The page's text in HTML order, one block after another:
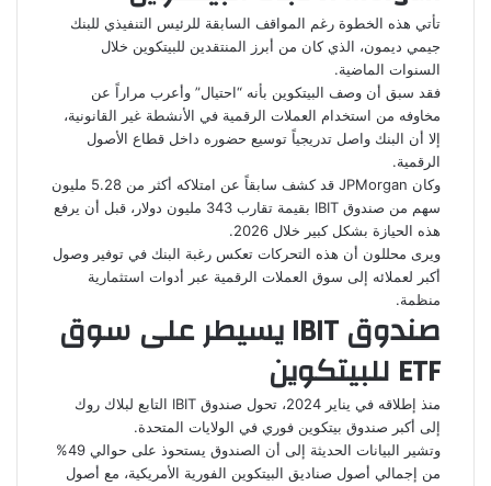
تأتي هذه الخطوة رغم المواقف السابقة للرئيس التنفيذي للبنك
جيمي ديمون، الذي كان من أبرز المنتقدين للبيتكوين خلال
السنوات الماضية.
فقد سبق أن وصف البيتكوين بأنه “احتيال” وأعرب مراراً عن
مخاوفه من استخدام العملات الرقمية في الأنشطة غير القانونية،
إلا أن البنك واصل تدريجياً توسيع حضوره داخل قطاع الأصول
الرقمية.
وكان JPMorgan قد كشف سابقاً عن امتلاكه أكثر من 5.28 مليون
سهم من صندوق IBIT بقيمة تقارب 343 مليون دولار، قبل أن يرفع
هذه الحيازة بشكل كبير خلال 2026.
ويرى محللون أن هذه التحركات تعكس رغبة البنك في توفير وصول
أكبر لعملائه إلى سوق العملات الرقمية عبر أدوات استثمارية
منظمة.
صندوق IBIT يسيطر على سوق
ETF للبيتكوين
منذ إطلاقه في يناير 2024، تحول صندوق IBIT التابع لبلاك روك
إلى أكبر صندوق بيتكوين فوري في الولايات المتحدة.
وتشير البيانات الحديثة إلى أن الصندوق يستحوذ على حوالي 49%
من إجمالي أصول صناديق البيتكوين الفورية الأمريكية، مع أصول